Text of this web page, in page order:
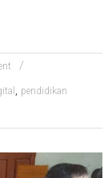
, pendidikan